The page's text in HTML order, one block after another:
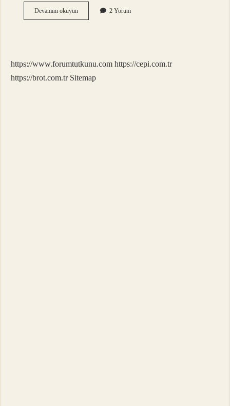
Devamını okuyunHangi
Tarım
2 Yorum
https://www.forumtutkunu.com https://cepi.com.tr
https://brot.com.tr Sitemap